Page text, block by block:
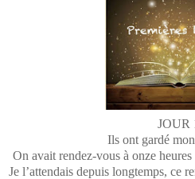
JOUR
Ils ont gardé
On avait rendez-vous à onze
Je l’attendais depuis longtemps, ce